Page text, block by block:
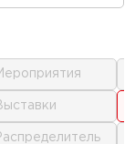
мероприятия
выставки
распределитель